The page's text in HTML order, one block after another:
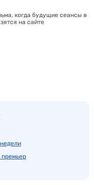
когда будущие сеансы в
на сайте
премьер